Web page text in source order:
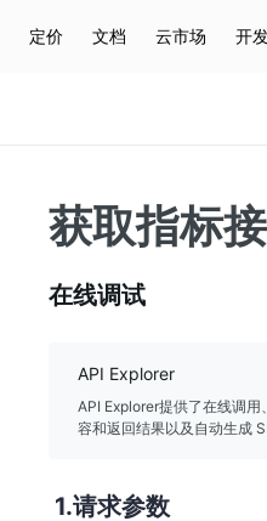
定价 文档 云市场 开
获取指标
在线调试
API Explorer
API Explorer提供了在线调
容和返回结果以及自动生成
请求参数